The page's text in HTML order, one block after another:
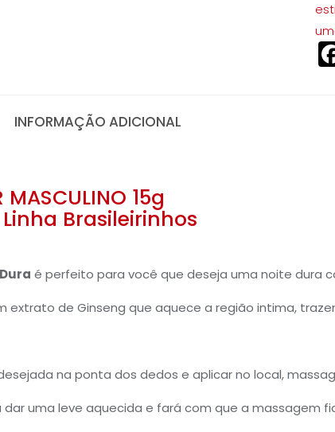
INFORMAÇÃO ADICIONAL
MASCULINO 15g
Brasileirinhos
é perfeito para você que deseja uma noite dura
extrato de Ginseng que aquece a região intima,
na ponta dos dedos e aplicar no local,
uma leve aquecida e fará com que a massagem